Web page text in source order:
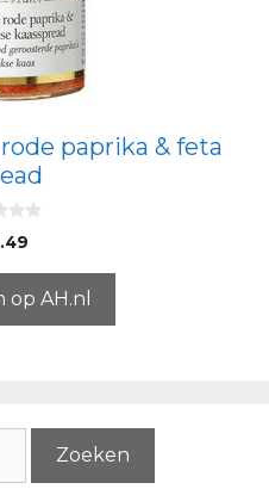
paprika & feta
op AH.nl
Zoeken